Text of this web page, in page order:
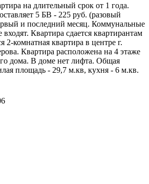
на длительный срок от 1 года.
5 БВ - 225 руб. (разовый
и последний месяц. Коммунальные
Квартира сдается квартирантам
2-комнатная квартира в центре г.
Квартира расположена на 4 этаже
дома. В доме нет лифта. Общая
площадь - 29,7 м.кв, кухня - 6 м.кв.